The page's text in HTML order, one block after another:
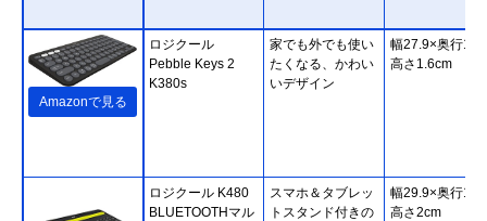
Amazonで見る
ロジクール
Pebble Keys 2
K380s
家でも外でも使い
たくなる、かわい
いデザイン
幅27.9×奥行
高さ1.6cm
ロジクール K480
BLUETOOTHマル
スマホ＆タブレッ
トスタンド付きの
幅29.9×奥行
高さ2cm